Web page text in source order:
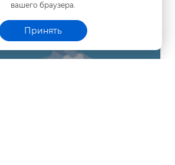
ашего браузера.
Принять